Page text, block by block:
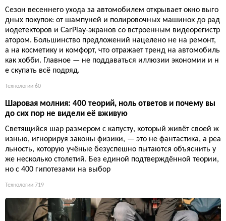
Сезон весеннего ухода за автомобилем открывает окно выго
дных покупок: от шампуней и полировочных машинок до рад
иодетекторов и CarPlay-экранов со встроенным видеорегистр
атором. Большинство предложений нацелено не на ремонт,
а на косметику и комфорт, что отражает тренд на автомобиль
как хобби. Главное — не поддаваться иллюзии экономии и н
е скупать всё подряд.
Технологии 60
Шаровая молния: 400 теорий, ноль ответов и почему вы
до сих пор не видели её вживую
Светящийся шар размером с капусту, который живёт своей ж
изнью, игнорируя законы физики, — это не фантастика, а реа
льность, которую учёные безуспешно пытаются объяснить у
же несколько столетий. Без единой подтверждённой теории,
но с 400 гипотезами на выбор
Технологии 719